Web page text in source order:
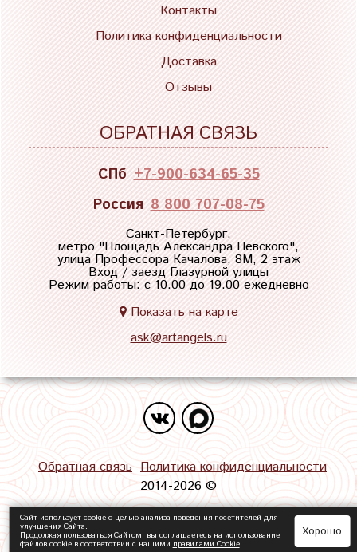
Контакты
Политика конфиденциальности
Доставка
Отзывы
ОБРАТНАЯ СВЯЗЬ
СПб +7-900-634-65-35
Россия 8 800 707-08-75
Санкт-Петербург,
метро "Площадь Александра Невского",
улица Профессора Качалова, 8М, 2 этаж
Вход / заезд Глазурной улицы
Режим работы: с 10.00 до 19.00 ежедневно
Показать на карте
ask@artangels.ru
Обратная связь Политика конфиденциальности
2014-2026 ©
Сайт использует cookie с целью анализа поведения посетителей для
улучшения Сайта.
Продолжая пользоваться Сайтом, вы соглашаетесь на использование
файлов cookie в соответствии с нашими правилами Сookie.
Хорошо